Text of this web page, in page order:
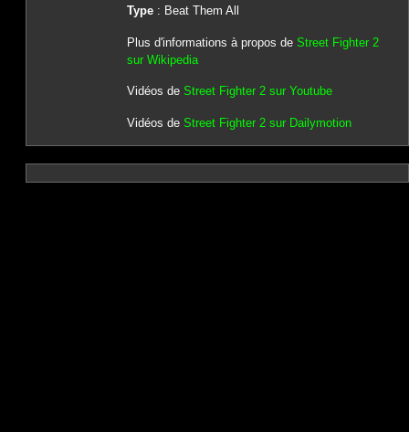
Type: Beat Them All
Plus d'informations à propos de Street Fighter 2
sur Wikipedia
Vidéos de Street Fighter 2 sur Youtube
Vidéos de Street Fighter 2 sur Dailymotion